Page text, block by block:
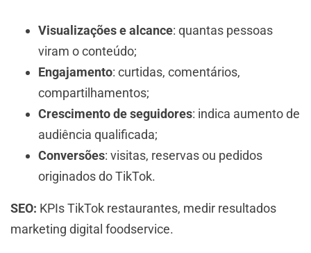
Visualizações e alcance: quantas pessoas
viram o conteúdo;
Engajamento: curtidas, comentários,
compartilhamentos;
Crescimento de seguidores: indica aumento de
audiência qualificada;
Conversões: visitas, reservas ou pedidos
originados do TikTok.
SEO: KPIs TikTok restaurantes, medir resultados
marketing digital foodservice.